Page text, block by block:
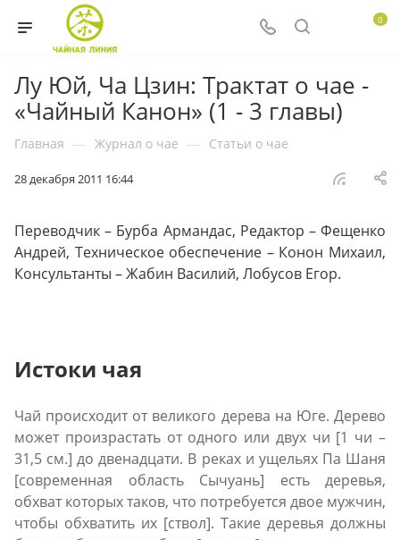
0
Лу Юй, Ча Цзин: Трактат о чае -
«Чайный Канон» (1 - 3 главы)
Главная — Журнал о чае — Статьи о чае
28 декабря 2011 16:44
Переводчик – Бурба Армандас, Редактор – Фещенко
Андрей, Техническое обеспечение – Конон Михаил,
Консультанты – Жабин Василий, Лобусов Егор.
Истоки чая
Чай происходит от великого дерева на Юге. Дерево
может произрастать от одного или двух чи [1 чи –
31,5 см.] до двенадцати. В реках и ущельях Па Шаня
[современная область Сычуань] есть деревья,
обхват которых таков, что потребуется двое мужчин,
чтобы обхватить их [ствол]. Такие деревья должны